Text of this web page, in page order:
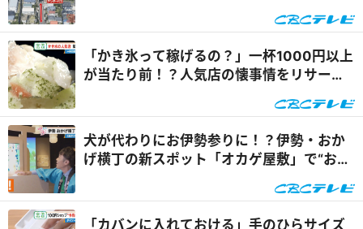
「かき氷って稼げるの？」一杯1000円以上
が当たり前！？人気店の懐事情をリサーチ
犬が代わりにお伊勢参りに！？伊勢・おか
げ横丁の新スポット「オカゲ屋敷」で“おか
「カバンに入れておける」手のひらサイズ